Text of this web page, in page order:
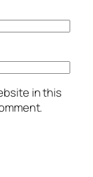
in this